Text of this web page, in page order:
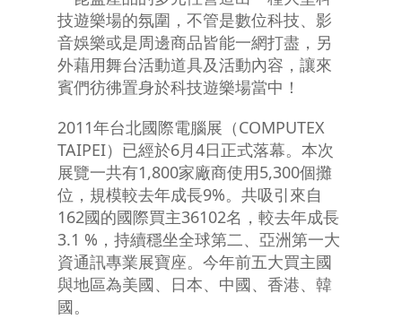
技遊樂場的氛圍，不管是數位科技、影
音娛樂或是周邊商品皆能一網打盡，另
外藉用舞台活動道具及活動內容，讓來
賓們彷彿置身於科技遊樂場當中！
2011年台北國際電腦展（COMPUTEX
TAIPEI）已經於6月4日正式落幕。本次
展覽一共有1,800家廠商使用5,300個攤
位，規模較去年成長9%。共吸引來自
162國的國際買主36102名，較去年成長
3.1 %，持續穩坐全球第二、亞洲第一大
資通訊專業展寶座。今年前五大買主國
與地區為美國、日本、中國、香港、韓
國。